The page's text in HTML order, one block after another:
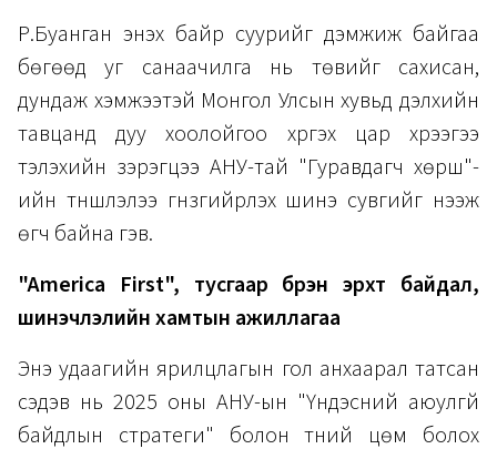
Р.Буанган энэхүү байр суурийг дэмжиж байгаа
бөгөөд уг санаачилга нь төвийг сахисан,
дундаж хэмжээтэй Монгол Улсын хувьд дэлхийн
тавцанд дуу хоолойгоо хүргэх цар хүрээгээ
тэлэхийн зэрэгцээ АНУ-тай "Гуравдагч хөрш"-
ийн түншлэлээ гүнзгийрүүлэх шинэ сувгийг нээж
өгч байна гэв.
"America First", тусгаар бүрэн эрхт байдал,
шинэчлэлийн хамтын ажиллагаа
Энэ удаагийн ярилцлагын гол анхаарал татсан
сэдэв нь 2025 оны АНУ-ын "Үндэсний аюулгүй
байдлын стратеги" болон түүний цөм болох